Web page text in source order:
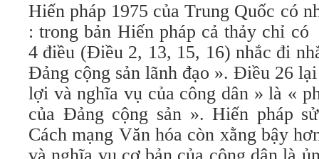
Hiến pháp 1975 của Trung Quốc có
: trong bản Hiến pháp cả thảy chỉ
4 điều (Điều 2, 13, 15, 16) nhắc đi
Đảng cộng sản lãnh đạo ». Điều 26
lợi và nghĩa vụ của công dân » là «
của Đảng cộng sản ». Hiến pháp
Cách mạng Văn hóa còn xằng bậy